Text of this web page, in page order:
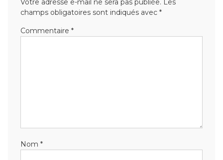
Votre adresse e-mail ne sera pas publiée. Les
champs obligatoires sont indiqués avec *
Commentaire *
Nom *